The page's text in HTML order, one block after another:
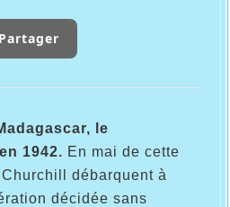
Partager
le
1942. En mai de cette
débarquent à
décidée sans